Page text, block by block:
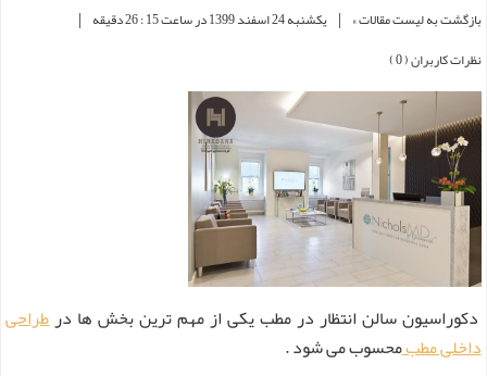
بازگشت به لیست مقالات » | یکشنبه 24 اسفند 1399 در ساعت 15 : 26 دقیقه |
نظرات کاربران ( 0 )
دکوراسیون سالن انتظار در مطب یکی از مهم‌ ترین بخش ها درطراحی
داخلی مطبمحسوب می شود .